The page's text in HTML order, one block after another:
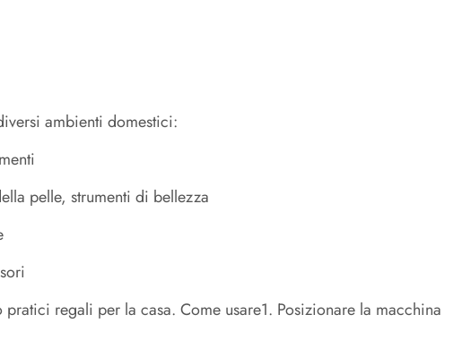
ambienti domestici:
pelle, strumenti di bellezza
regali per la casa. Come usare1. Posizionare la macchina